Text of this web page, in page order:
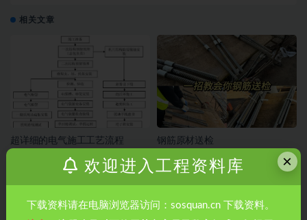
相关文章
超详细的电气施工工艺流程 钢筋原材送检
×
欢迎进入工程资料库
下载资料请在电脑浏览器访问：sosquan.cn 下载资料。